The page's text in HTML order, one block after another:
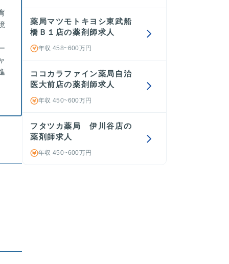
薬局マツモトキヨシ東武船
橋Ｂ１店の薬剤師求人
年収 458~600万円
ココカラファイン薬局自治
医大前店の薬剤師求人
年収 450~600万円
フタツカ薬局 伊川谷店の
薬剤師求人
年収 450~600万円